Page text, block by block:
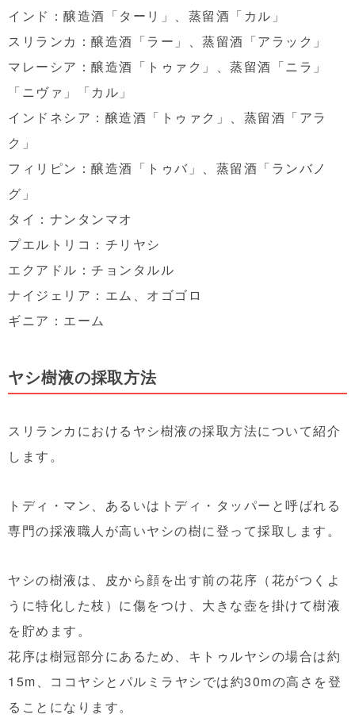
インド：醸造酒「ターリ」、蒸留酒「カル」
スリランカ：醸造酒「ラー」、蒸留酒「アラック」
マレーシア：醸造酒「トゥァク」、蒸留酒「ニラ」
「ニヴァ」「カル」
インドネシア：醸造酒「トゥァク」、蒸留酒「アラ
ク」
フィリピン：醸造酒「トゥバ」、蒸留酒「ランバノ
グ」
タイ：ナンタンマオ
プエルトリコ：チリヤシ
エクアドル：チョンタルル
ナイジェリア：エム、オゴゴロ
ギニア：エーム
ヤシ樹液の採取方法
スリランカにおけるヤシ樹液の採取方法について紹介
します。
トディ・マン、あるいはトディ・タッパーと呼ばれる
専門の採液職人が高いヤシの樹に登って採取します。
ヤシの樹液は、皮から顔を出す前の花序（花がつくよ
うに特化した枝）に傷をつけ、大きな壺を掛けて樹液
を貯めます。
花序は樹冠部分にあるため、キトゥルヤシの場合は約
15m、ココヤシとパルミラヤシでは約30mの高さを登
ることになります。